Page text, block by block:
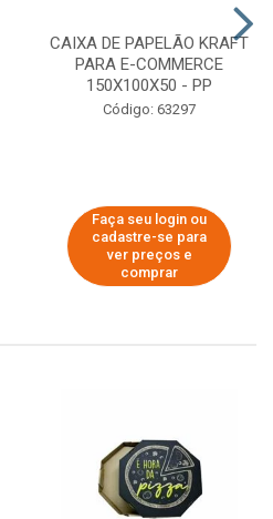
CAIXA DE PAPELÃO KRAFT
PARA E-COMMERCE
150X100X50 - PP
Código: 63297
Faça seu login ou
cadastre-se para
ver preços e
comprar